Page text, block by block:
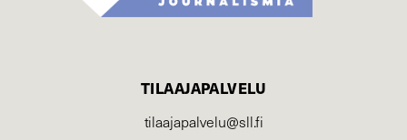
TILAAJAPALVELU
tilaajapalvelu@sll.fi